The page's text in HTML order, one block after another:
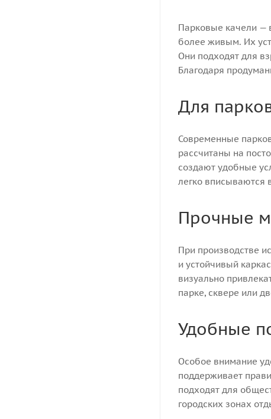
Парковые качели —
более живым. Их
Они подходят для
Благодаря
Для
Современные
рассчитаны на
создают удобные
легко вписываются
Прочные
При производстве
и устойчивый
визуально
парке, сквере или
Удобные
Особое внимание
поддерживает
подходят для
городских зонах